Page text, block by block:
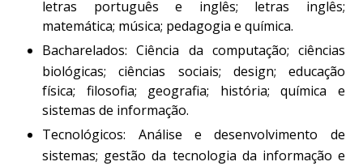
letras português e inglês; letras inglês;
matemática; música; pedagogia e química.
Bacharelados: Ciência da computação; ciências
biológicas; ciências sociais; design; educação
física; filosofia; geografia; história; química e
sistemas de informação.
Tecnológicos: Análise e desenvolvimento de
sistemas; gestão da tecnologia da informação e